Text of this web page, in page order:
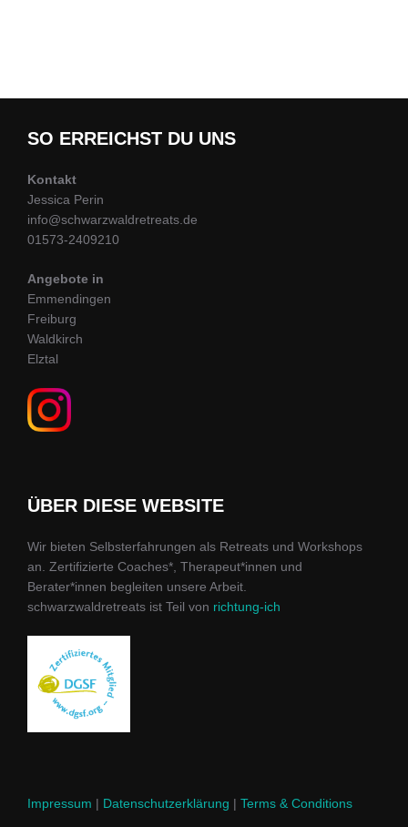
SO ERREICHST DU UNS
Kontakt
Jessica Perin
info@schwarzwaldretreats.de
01573-2409210
Angebote in
Emmendingen
Freiburg
Waldkirch
Elztal
ÜBER DIESE WEBSITE
Wir bieten Selbsterfahrungen als Retreats und Workshops
an. Zertifizierte Coaches*, Therapeut*innen und
Berater*innen begleiten unsere Arbeit.
schwarzwaldretreats ist Teil von richtung-ich
Impressum | Datenschutzerklärung | Terms & Conditions